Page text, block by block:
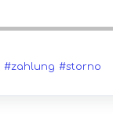
#zahlung #storno